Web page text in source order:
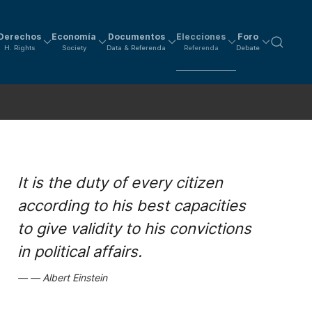
H. Rights
Economía
Society
Documentos
Data & Referenda
Elecciones
Referenda
Foro
Debate
It is the duty of every citizen
according to his best capacities
to give validity to his convictions
in political affairs.
Albert Einstein